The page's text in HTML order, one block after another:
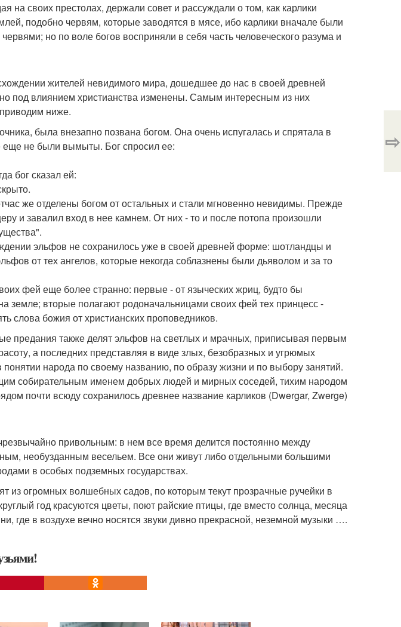
на своих престолах, держали совет и рассуждали о том, как карлики
подобно червям, которые заводятся в мясе, ибо карлики вначале были
но по воле богов восприняли в себя часть человеческого разума и
жителей невидимого мира, дошедшее до нас в своей древней
под влиянием христианства изменены. Самым интересным из них
ниже.
была внезапно позвана богом. Она очень испугалась и спрятала в
еще не были вымыты. Бог спросил ее:
бог сказал ей:
же отделены богом от остальных и стали мгновенно невидимы. Прежде
и завалил вход в нее камнем. От них - то и после потопа произошли
эльфов не сохранилось уже в своей древней форме: шотландцы и
от тех ангелов, которые некогда соблазнены были дьяволом и за то
фей еще более странно: первые - от языческих жриц, будто бы
земле; вторые полагают родоначальницами своих фей тех принцесс -
слова божия от христианских проповедников.
предания также делят эльфов на светлых и мрачных, приписывая первым
а последних представляя в виде злых, безобразных и угрюмых
понятии народа по своему названию, по образу жизни и по выбору занятий.
собирательным именем добрых людей и мирных соседей, тихим народом
почти всюду сохранилось древнее название карликов (Dwergar, Zwerge)
привольным: в нем все время делится постоянно между
необузданным весельем. Все они живут либо отдельными большими
в особых подземных государствах.
из огромных волшебных садов, по которым текут прозрачные ручейки в
год красуются цветы, поют райские птицы, где вместо солнца, месяца
где в воздухе вечно носятся звуки дивно прекрасной, неземной музыки ….
⇨